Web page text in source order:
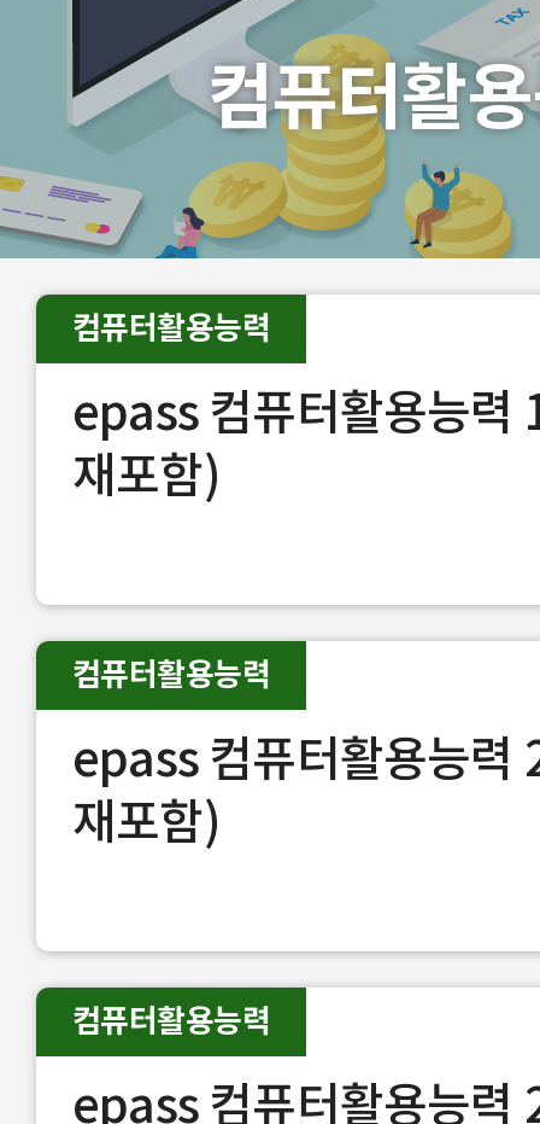
컴퓨터활
epass 컴퓨터활용능력
재포함)
컴퓨터활용능력
epass 컴퓨터활용능력
재포함)
컴퓨터활용능력
epass 컴퓨터활용능력
컴퓨터활용능력